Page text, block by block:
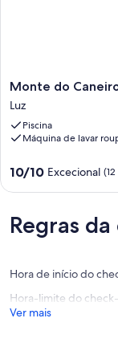
Monte
do
Caneiro
Luz
Monte do
Luz
Piscina
Máquina de lavar
Pontuação
de
um
máximo
10,
(12
avaliações)
10/10 Excecional
Regras da
Hora de início do
Hora-limite do
Ver mais